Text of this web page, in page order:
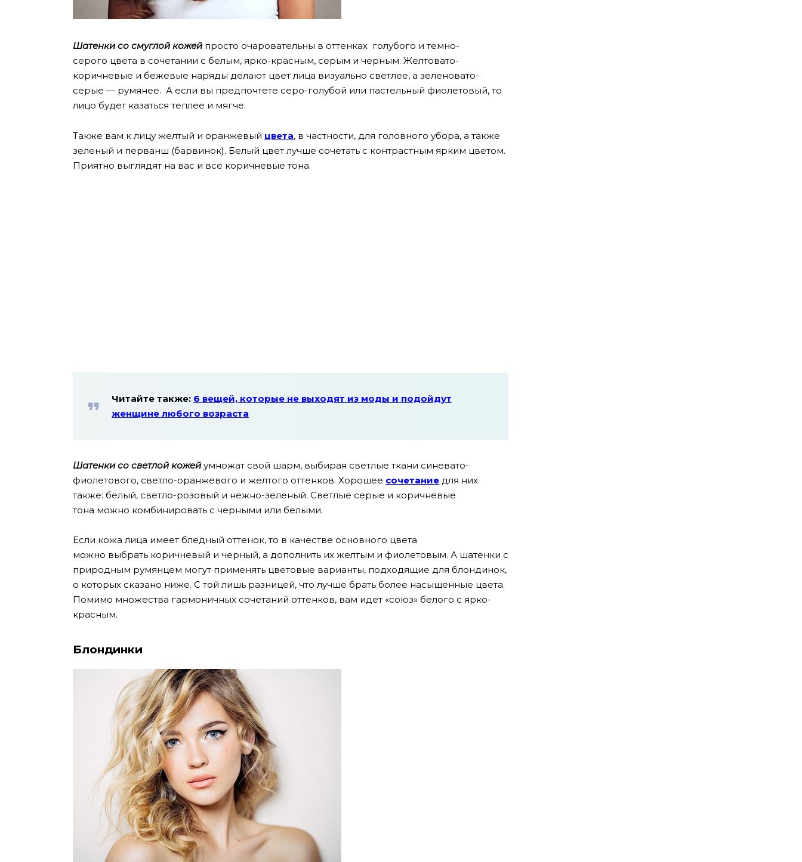
Шатенки со смуглой кожейпросто очаровательны в оттенках голубого и темно-
серого цвета в сочетании с белым, ярко-красным, серым и черным. Желтовато-
коричневые и бежевые наряды делают цвет лица визуально светлее, а зеленовато-
серые — румянее. А если вы предпочтете серо-голубой или пастельный фиолетовый, то
лицо будет казаться теплее и мягче.
Также вам к лицу желтый и оранжевый цвета, в частности, для головного убора, а также
зеленый и перванш (барвинок). Белый цвет лучше сочетать с контрастным ярким цветом.
Приятно выглядят на вас и все коричневые тона.
Читайте также: 6 вещей, которые не выходят из моды и подойдут
женщине любого возраста
Шатенки со светлой кожейумножат свой шарм, выбирая светлые ткани синевато-
фиолетового, светло-оранжевого и желтого оттенков. Хорошее сочетание для них
также: белый, светло-розовый и нежно-зеленый. Светлые серые и коричневые
тона можно комбинировать с черными или белыми.
Если кожа лица имеет бледный оттенок, то в качестве основного цвета
можно выбрать коричневый и черный, а дополнить их желтым и фиолетовым. А шатенки с
природным румянцем могут применять цветовые варианты, подходящие для блондинок,
о которых сказано ниже. С той лишь разницей, что лучше брать более насыщенные цвета.
Помимо множества гармоничных сочетаний оттенков, вам идет «союз» белого с ярко-
красным.
Блондинки